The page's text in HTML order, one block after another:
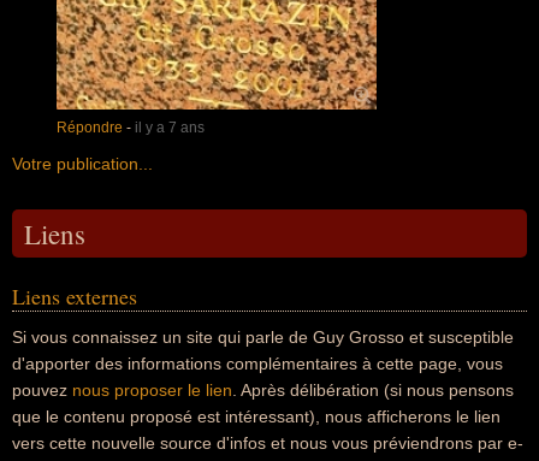
Répondre - il y a 7 ans
Votre publication...
Liens
Liens externes
Si vous connaissez un site qui parle de Guy Grosso et susceptible
d'apporter des informations complémentaires à cette page, vous
pouvez nous proposer le lien . Après délibération (si nous pensons
que le contenu proposé est intéressant), nous afficherons le lien
vers cette nouvelle source d'infos et nous vous préviendrons par e-